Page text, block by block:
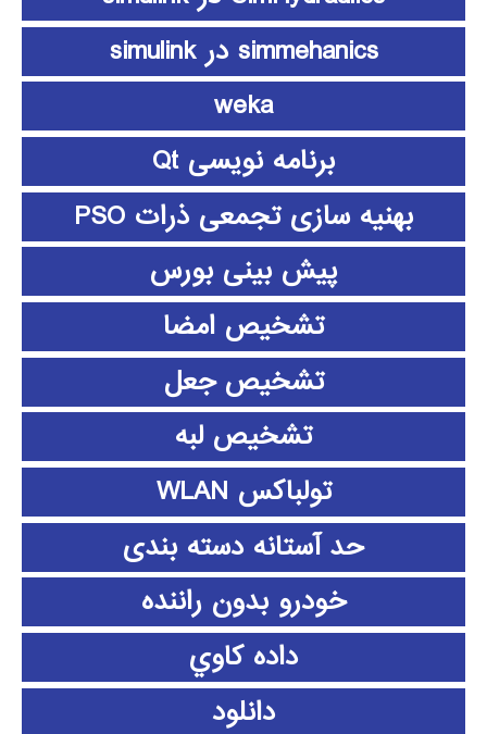
simmehanics در simulink
weka
برنامه نویسی Qt
بهنیه سازی تجمعی ذرات PSO
پیش بینی بورس
تشخیص امضا
تشخیص جعل
تشخیص لبه
تولباکس WLAN
حد آستانه دسته بندی
خودرو بدون راننده
داده كاوي
دانلود